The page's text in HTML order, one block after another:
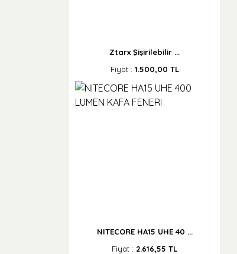
Ztarx Şişirilebilir ...
Fiyat : 1.500,00 TL
NITECORE HA15 UHE 40 ...
Fiyat : 2.616,55 TL